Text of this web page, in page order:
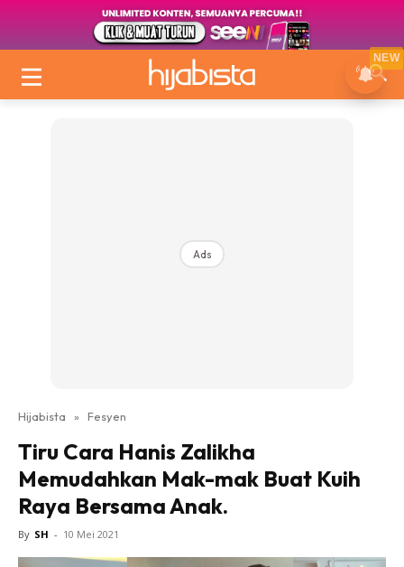
Ads
Hijabista » Fesyen
Tiru Cara Hanis Zalikha
Memudahkan Mak-mak Buat Kuih
Raya Bersama Anak.
By SH - 10 Mei 2021
NEW